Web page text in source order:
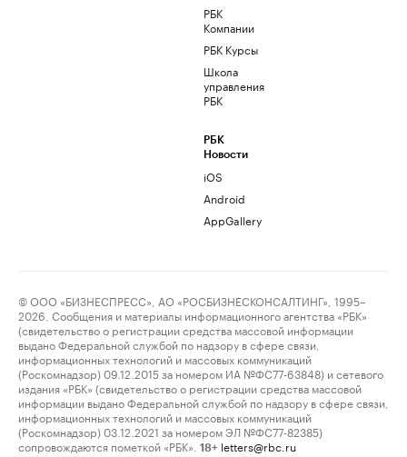
РБК
Компании
РБК Курсы
Школа
управления
РБК
РБК
Новости
iOS
Android
AppGallery
© ООО «БИЗНЕСПРЕСС», АО «РОСБИЗНЕСКОНСАЛТИНГ», 1995–
2026. Сообщения и материалы информационного агентства «РБК»
(свидетельство о регистрации средства массовой информации
выдано Федеральной службой по надзору в сфере связи,
информационных технологий и массовых коммуникаций
(Роскомнадзор) 09.12.2015 за номером ИА №ФС77-63848) и сетевого
издания «РБК» (свидетельство о регистрации средства массовой
информации выдано Федеральной службой по надзору в сфере связи,
информационных технологий и массовых коммуникаций
(Роскомнадзор) 03.12.2021 за номером ЭЛ №ФС77-82385)
сопровождаются пометкой «РБК».
18+ letters@rbc.ru